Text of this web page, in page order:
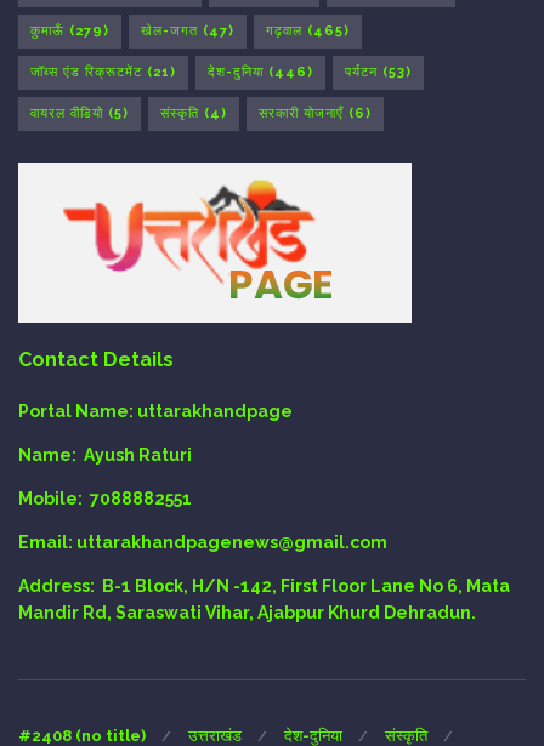
कुमाऊँ (279) खेल-जगत (47) गढ़वाल (465)
जॉब्स एंड रिक्रूटमेंट (21) देश-दुनिया (446) पर्यटन (53)
वायरल वीडियो (5) संस्कृति (4) सरकारी योजनाएँ (6)
Contact Details
Portal Name: uttarakhandpage
Name: Ayush Raturi
Mobile: 7088882551
Email: uttarakhandpagenews@gmail.com
Address:
B-1 Block, H/N -142, First Floor Lane No 6, Mata
Mandir Rd, Saraswati Vihar, Ajabpur Khurd Dehradun.
#2408 (no title) उत्तराखंड देश-दुनिया संस्कृति